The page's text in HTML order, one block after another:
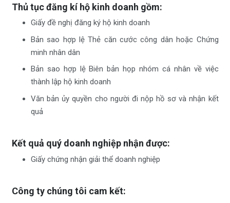
Thủ tục đăng kí hộ kinh doanh gồm:
Giấy đề nghị đăng ký hộ kinh doanh
Bản sao hợp lệ Thẻ căn cước công dân hoặc Chứng
minh nhân dân
Bản sao hợp lệ Biên bản họp nhóm cá nhân về việc
thành lập hộ kinh doanh
Văn bản ủy quyền cho người đi nộp hồ sơ và nhận kết
quả
Kết quả quý doanh nghiệp nhận được:
Giấy chứng nhận giải thể doanh nghiệp
Công ty chúng tôi cam kết: